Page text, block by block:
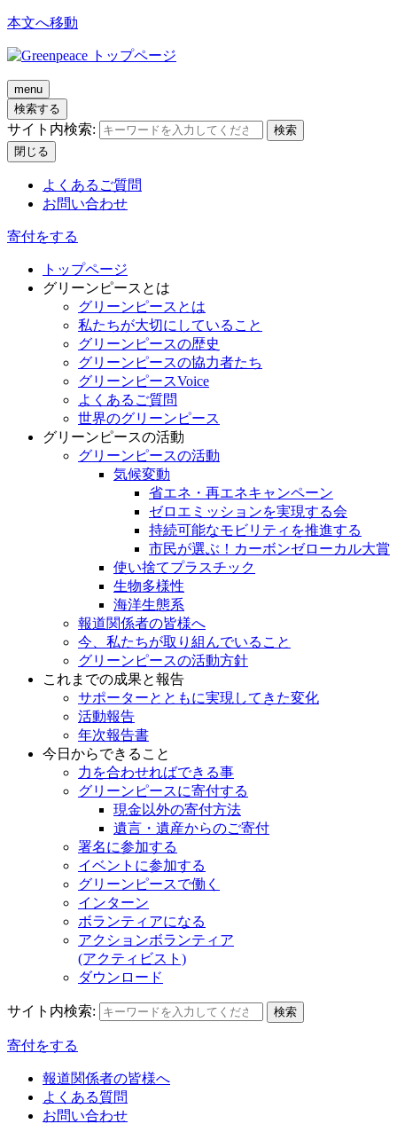
本文へ移動
menu
検索する
サイト内検索:
検索
閉じる
よくあるご質問
お問い合わせ
寄付をする
トップページ
グリーンピースとは
グリーンピースとは
私たちが大切にしていること
グリーンピースの歴史
グリーンピースの協力者たち
グリーンピースVoice
よくあるご質問
世界のグリーンピース
グリーンピースの活動
グリーンピースの活動
気候変動
省エネ・再エネキャンペーン
ゼロエミッションを実現する会
持続可能なモビリティを推進する
市民が選ぶ！カーボンゼローカル大賞
使い捨てプラスチック
生物多様性
海洋生態系
報道関係者の皆様へ
今、私たちが取り組んでいること
グリーンピースの活動方針
これまでの成果と報告
サポーターとともに実現してきた変化
活動報告
年次報告書
今日からできること
力を合わせればできる事
グリーンピースに寄付する
現金以外の寄付方法
遺言・遺産からのご寄付
署名に参加する
イベントに参加する
グリーンピースで働く
インターン
ボランティアになる
アクションボランティア
(アクティビスト)
ダウンロード
サイト内検索: 検索
寄付をする
報道関係者の皆様へ
よくある質問
お問い合わせ